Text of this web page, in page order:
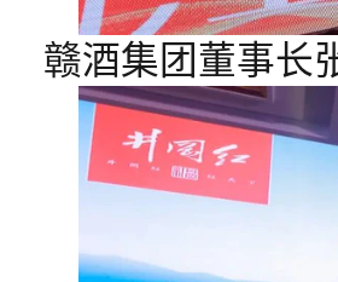
赣酒集团董事长